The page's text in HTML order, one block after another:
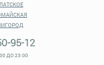
95-12
ДО 23:00